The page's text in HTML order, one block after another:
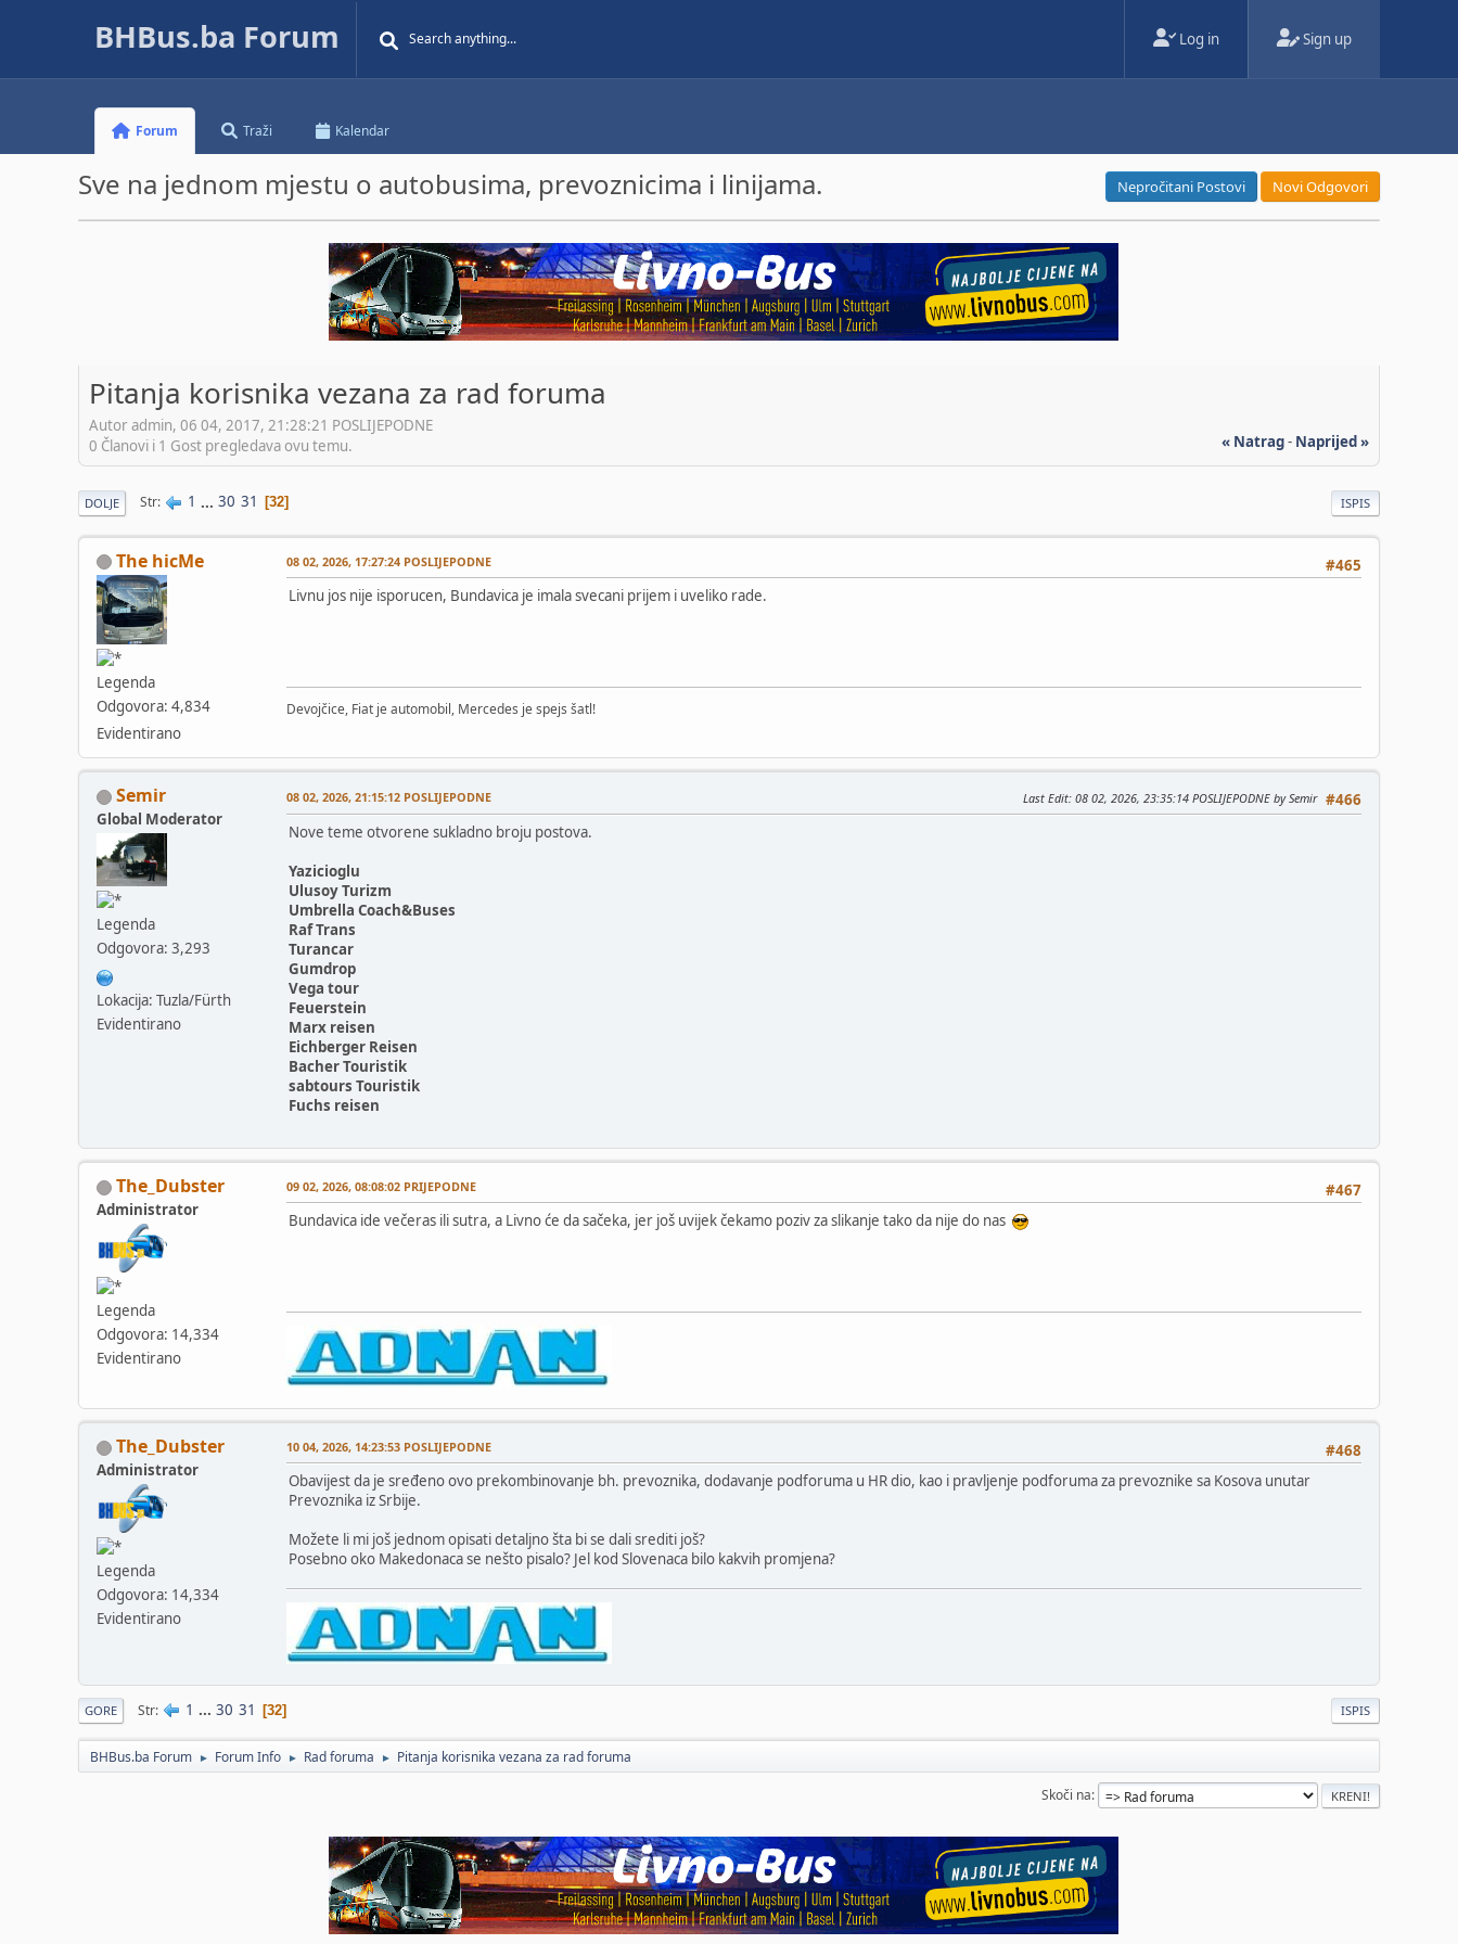
BHBus.ba Forum Log in Sign up
Forum Traži Kalendar
Sve na jednom mjestu o autobusima, prevoznicima i linijama. Nepročitani Postovi Novi Odgovori
Pitanja korisnika vezana za rad foruma
Autor admin, 06 04, 2017, 21:28:21 POSLIJEPODNE
« Natrag- Naprijed »
0 Članovi i 1 Gost pregledava ovu temu.
ISPIS
DOLJE Str 1 ... 30 31 32
The hicMe
Legenda
Odgovora: 4,834
Evidentirano
#465
08 02, 2026, 17:27:24 POSLIJEPODNE
Livnu jos nije isporucen, Bundavica je imala svecani prijem i uveliko rade.
Devojčice, Fiat je automobil, Mercedes je spejs šatl!
Semir
Global Moderator
Legenda
Odgovora: 3,293
Lokacija: Tuzla/Fürth
Evidentirano
#466
08 02, 2026, 21:15:12 POSLIJEPODNE Last Edit: 08 02, 2026, 23:35:14 POSLIJEPODNE by Semir
Nove teme otvorene sukladno broju postova.
Yazicioglu
Ulusoy Turizm
Umbrella Coach&Buses
Raf Trans
Turancar
Gumdrop
Vega tour
Feuerstein
Marx reisen
Eichberger Reisen
Bacher Touristik
sabtours Touristik
Fuchs reisen
The_Dubster
Administrator
Legenda
Odgovora: 14,334
Evidentirano
#467
09 02, 2026, 08:08:02 PRIJEPODNE
Bundavica ide večeras ili sutra, a Livno će da sačeka, jer još uvijek čekamo poziv za slikanje tako da nije do nas
The_Dubster
Administrator
Legenda
Odgovora: 14,334
Evidentirano
#468
10 04, 2026, 14:23:53 POSLIJEPODNE
Obavijest da je sređeno ovo prekombinovanje bh. prevoznika, dodavanje podforuma u HR dio, kao i pravljenje podforuma za prevoznike sa Kosova unutar
Prevoznika iz Srbije.
Možete li mi još jednom opisati detaljno šta bi se dali srediti još?
Posebno oko Makedonaca se nešto pisalo? Jel kod Slovenaca bilo kakvih promjena?
ISPIS
GORE Str 1 ... 30 31 32
BHBus.ba Forum ► Forum Info ► Rad foruma ► Pitanja korisnika vezana za rad foruma
Skoči na